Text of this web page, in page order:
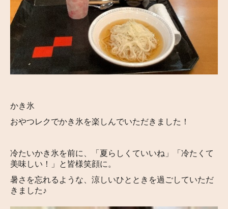
かき氷
おやつレクでかき氷を楽しんでいただきました！
冷たいかき氷を前に、「夏らしくていいね」「冷たくて
美味しい！」と皆様笑顔に。
暑さを忘れるような、涼しいひとときを過ごしていただ
きました♪